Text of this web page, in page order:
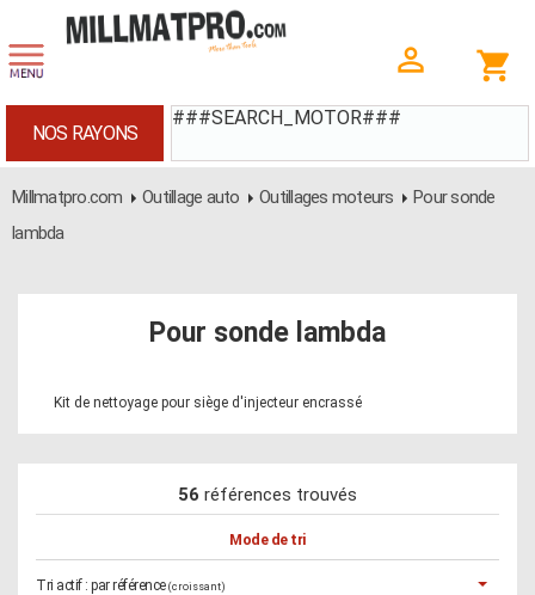
###SEARCH_MOTOR###
NOS RAYONS
Millmatpro.com Outillage auto Outillages moteurs
Pour sonde
lambda
Pour sonde lambda
Kit de nettoyage pour siège d'injecteur encrassé
56 références trouvés
Mode de tri
Tri actif : par référence (croissant)